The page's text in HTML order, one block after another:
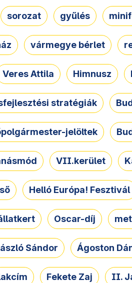
sorozat gyűlés
vármegye bérlet
Veres Attila Himnusz
stratégiák
jelöltek
VII.kerület
Helló Európa! Fesztivál
Oscar-díj
Sándor Ágoston
Fekete Zaj II.